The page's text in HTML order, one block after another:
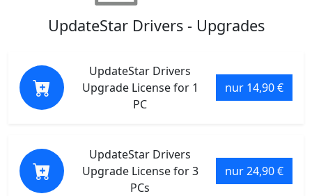
UpdateStar Drivers - Upgrades
UpdateStar Drivers
Upgrade License for 1
PC
nur 14,90 €
UpdateStar Drivers
Upgrade License for 3
PCs
nur 24,90 €